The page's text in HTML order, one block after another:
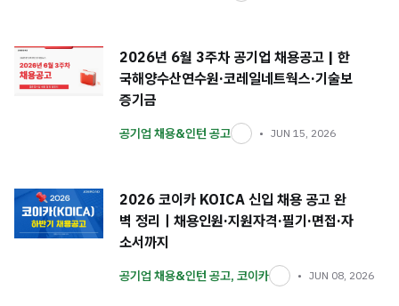
2026년 6월 3주차 공기업 채용공고 | 한
국해양수산연수원·코레일네트웍스·기술보
증기금
공기업 채용&인턴 공고 JUN 15, 2026
2026 코이카 KOICA 신입 채용 공고 완
벽 정리｜채용인원·지원자격·필기·면접·자
소서까지
공기업 채용&인턴 공고, 코이카 JUN 08, 2026